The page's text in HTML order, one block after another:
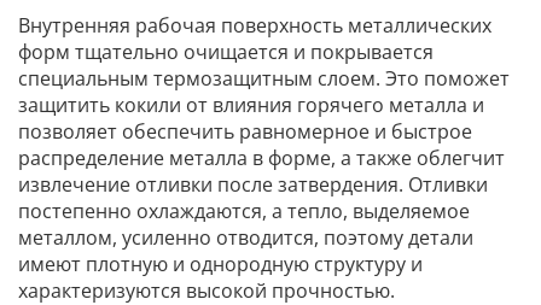
Внутренняя рабочая поверхность металлических
форм тщательно очищается и покрывается
специальным термозащитным слоем. Это поможет
защитить кокили от влияния горячего металла и
позволяет обеспечить равномерное и быстрое
распределение металла в форме, а также облегчит
извлечение отливки после затвердения. Отливки
постепенно охлаждаются, а тепло, выделяемое
металлом, усиленно отводится, поэтому детали
имеют плотную и однородную структуру и
характеризуются высокой прочностью.